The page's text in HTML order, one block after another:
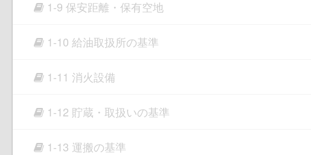
1-9 保安距離・保有空地
1-10 給油取扱所の基準
1-11 消火設備
1-12 貯蔵・取扱いの基準
1-13 運搬の基準